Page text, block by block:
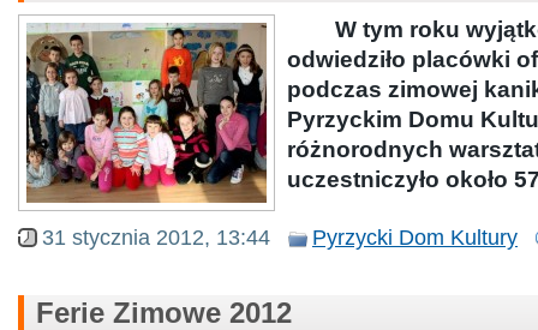
W tym roku
odwiedziło placówki
podczas zimowej
Pyrzyckim Domu
różnorodnych
uczestniczyło około
31 stycznia 2012, 13:44 Pyrzycki Dom Kultury
Ferie Zimowe 2012